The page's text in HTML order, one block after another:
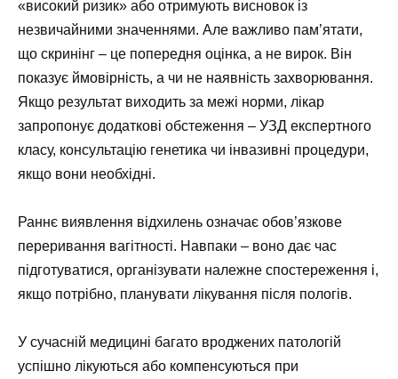
«високий ризик» або отримують висновок із
незвичайними значеннями. Але важливо пам’ятати,
що скринінг – це попередня оцінка, а не вирок. Він
показує ймовірність, а чи не наявність захворювання.
Якщо результат виходить за межі норми, лікар
запропонує додаткові обстеження – УЗД експертного
класу, консультацію генетика чи інвазивні процедури,
якщо вони необхідні.
Раннє виявлення відхилень означає обов’язкове
переривання вагітності. Навпаки – воно дає час
підготуватися, організувати належне спостереження і,
якщо потрібно, планувати лікування після пологів.
У сучасній медицині багато вроджених патологій
успішно лікуються або компенсуються при